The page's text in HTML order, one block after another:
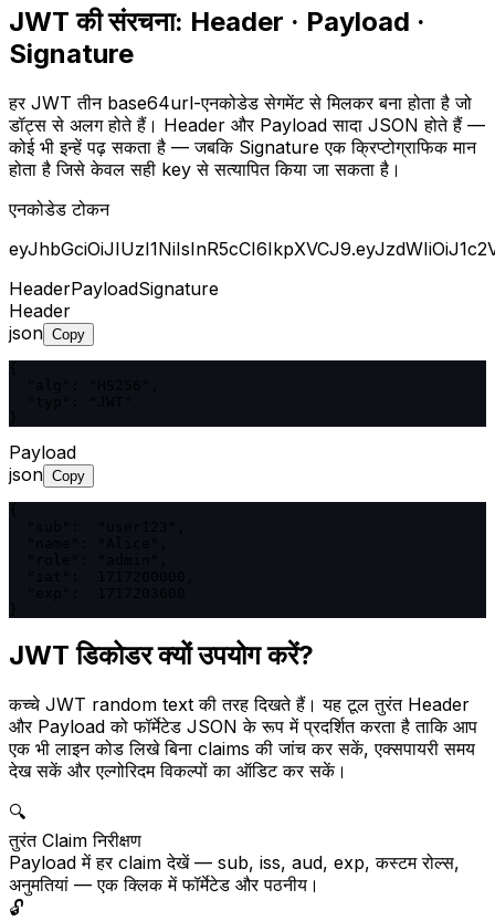
JWT की संरचना: Header · Payload ·
Signature
हर JWT तीन base64url-एनकोडेड सेगमेंट से मिलकर बना होता है जो
डॉट्स से अलग होते हैं। Header और Payload सादा JSON होते हैं —
कोई भी इन्हें पढ़ सकता है — जबकि Signature एक क्रिप्टोग्राफिक मान
होता है जिसे केवल सही key से सत्यापित किया जा सकता है।
एनकोडेड टोकन
eyJhbGciOiJIUzI1NiIsInR5cCI6IkpXVCJ9.
HeaderPayloadSignature
Header
json Copy
Payload
json Copy
JWT डिकोडर क्यों उपयोग करें?
कच्चे JWT random text की तरह दिखते हैं। यह टूल तुरंत Header
और Payload को फॉर्मेटेड JSON के रूप में प्रदर्शित करता है ताकि आप
एक भी लाइन कोड लिखे बिना claims की जांच कर सकें, एक्सपायरी समय
देख सकें और एल्गोरिदम विकल्पों का ऑडिट कर सकें।
🔍
तुरंत Claim निरीक्षण
Payload में हर claim देखें — sub, iss, aud, exp, कस्टम रोल्स,
अनुमतियां — एक क्लिक में फॉर्मेटेड और पठनीय।
🔓